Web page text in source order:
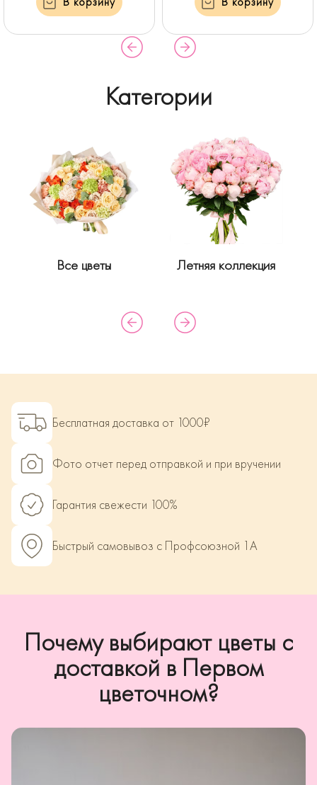
Категории
Все цветы Летняя коллекция
Бесплатная доставка от 1000₽
Фото отчет перед отправкой и при вручении
Гарантия свежести 100%
Быстрый самовывоз с Профсоюзной 1А
Почему выбирают цветы с
доставкой в Первом
цветочном?